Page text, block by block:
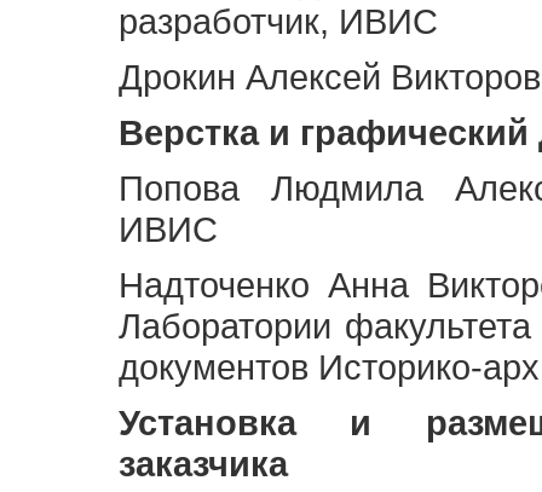
разработчик, ИВИС
Дрокин Алексей
Верстка и графический
Попова Людмила
ИВИС
Надточенко Анна
Лаборатории
документов Историко-
Установка и
заказчика